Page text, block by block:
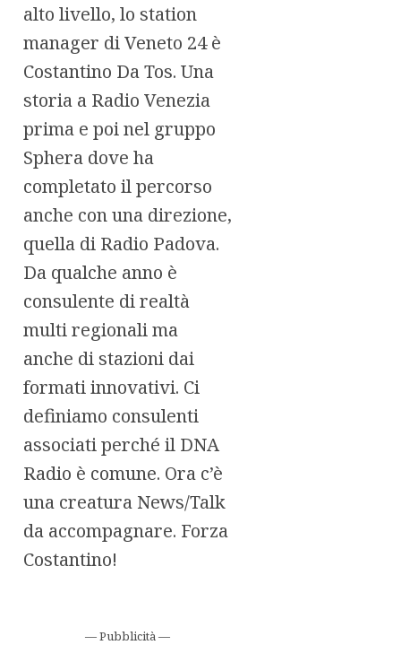
alto livello, lo station
manager di Veneto 24 è
Costantino Da Tos. Una
storia a Radio Venezia
prima e poi nel gruppo
Sphera dove ha
completato il percorso
anche con una direzione,
quella di Radio Padova.
Da qualche anno è
consulente di realtà
multi regionali ma
anche di stazioni dai
formati innovativi. Ci
definiamo consulenti
associati perché il DNA
Radio è comune. Ora c’è
una creatura News/Talk
da accompagnare. Forza
Costantino!
— Pubblicità —